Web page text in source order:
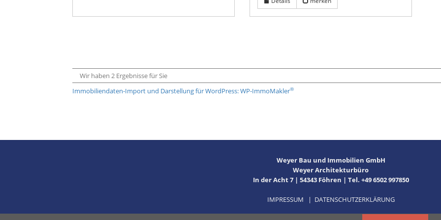
Wir haben 2 Ergebnisse für Sie
Immobiliendaten-Import und Darstellung für WordPress: WP-ImmoMakler®
Weyer Bau und Immobilien GmbH
Weyer Architekturbüro
In der Acht 7 | 54343 Föhren | Tel. +49 6502 997850
IMPRESSUM | DATENSCHUTZERKLÄRUNG